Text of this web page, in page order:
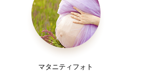
【その他】
撮影の小物など必要なものは、ご自身で
照明が必要な場合は、プランや内容によ
マタニティフォト